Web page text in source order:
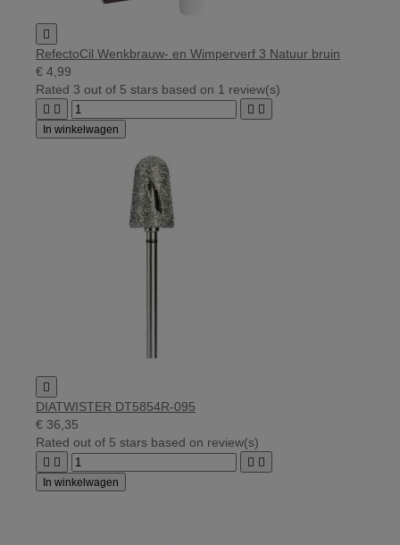

RefectoCil Wenkbrauw- en Wimperverf 3 Natuur bruin
€ 4,99
Rated 3 out of 5 stars based on 1 review(s)
   
In winkelwagen

DIATWISTER DT5854R-095
€ 36,35
Rated out of 5 stars based on review(s)
   
In winkelwagen